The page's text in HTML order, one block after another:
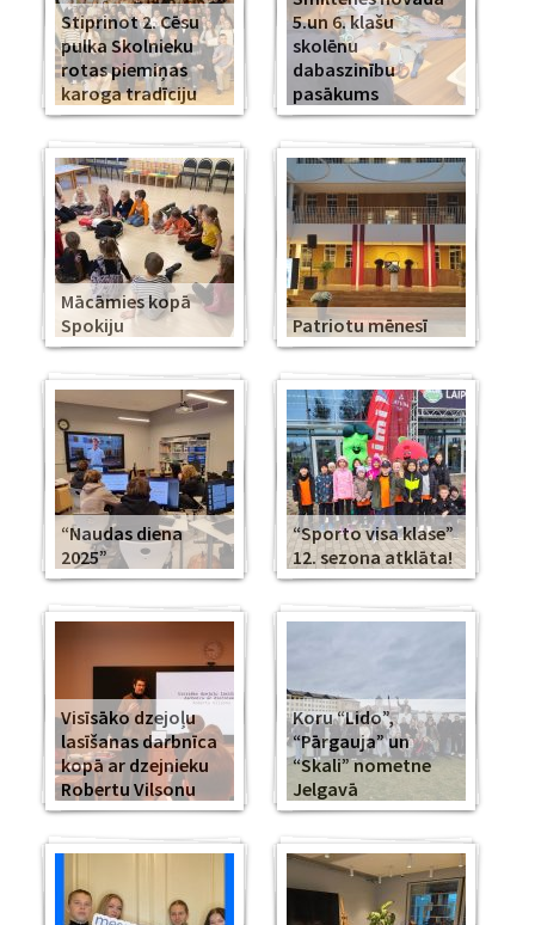
Stiprinot 2. Cēsu
pulka Skolnieku
rotas piemiņas
karoga tradīciju
5.un 6. klašu
skolēnu
dabaszinību
pasākums
Mācāmies kopā
Spokiju
Patriotu mēnesī
“Naudas diena
2025”
“Sporto visa klase”
12. sezona atklāta!
Visīsāko dzejoļu
lasīšanas darbnīca
kopā ar dzejnieku
Robertu Vilsonu
Koru “Lido”,
“Pārgauja” un
“Skali” nometne
Jelgavā